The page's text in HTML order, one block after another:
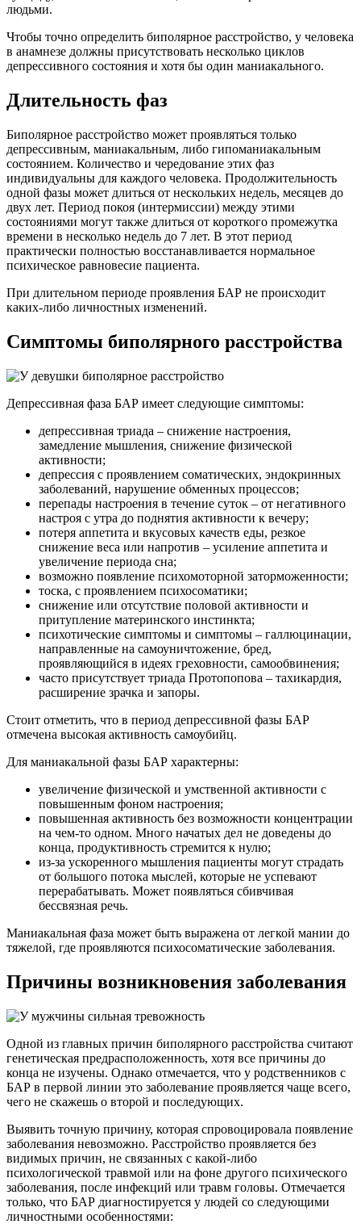
людьми.
Чтобы точно определить биполярное расстройство, у человека
в анамнезе должны присутствовать несколько циклов
депрессивного состояния и хотя бы один маниакального.
Длительность фаз
Биполярное расстройство может проявляться только
депрессивным, маниакальным, либо гипоманиакальным
состоянием. Количество и чередование этих фаз
индивидуальны для каждого человека. Продолжительность
одной фазы может длиться от нескольких недель, месяцев до
двух лет. Период покоя (интермиссии) между этими
состояниями могут также длиться от короткого промежутка
времени в несколько недель до 7 лет. В этот период
практически полностью восстанавливается нормальное
психическое равновесие пациента.
При длительном периоде проявления БАР не происходит
каких-либо личностных изменений.
Симптомы биполярного расстройства
Депрессивная фаза БАР имеет следующие симптомы:
депрессивная триада – снижение настроения,
замедление мышления, снижение физической
активности;
депрессия с проявлением соматических, эндокринных
заболеваний, нарушение обменных процессов;
перепады настроения в течение суток – от негативного
настроя с утра до поднятия активности к вечеру;
потеря аппетита и вкусовых качеств еды, резкое
снижение веса или напротив – усиление аппетита и
увеличение периода сна;
возможно появление психомоторной заторможенности;
тоска, с проявлением психосоматики;
снижение или отсутствие половой активности и
притупление материнского инстинкта;
психотические симптомы и симптомы – галлюцинации,
направленные на самоуничтожение, бред,
проявляющийся в идеях греховности, самообвинения;
часто присутствует триада Протопопова – тахикардия,
расширение зрачка и запоры.
Стоит отметить, что в период депрессивной фазы БАР
отмечена высокая активность самоубийц.
Для маниакальной фазы БАР характерны:
увеличение физической и умственной активности с
повышенным фоном настроения;
повышенная активность без возможности концентрации
на чем-то одном. Много начатых дел не доведены до
конца, продуктивность стремится к нулю;
из-за ускоренного мышления пациенты могут страдать
от большого потока мыслей, которые не успевают
перерабатывать. Может появляться сбивчивая
бессвязная речь.
Маниакальная фаза может быть выражена от легкой мании до
тяжелой, где проявляются психосоматические заболевания.
Причины возникновения заболевания
Одной из главных причин биполярного расстройства считают
генетическая предрасположенность, хотя все причины до
конца не изучены. Однако отмечается, что у родственников с
БАР в первой линии это заболевание проявляется чаще всего,
чего не скажешь о второй и последующих.
Выявить точную причину, которая спровоцировала появление
заболевания невозможно. Расстройство проявляется без
видимых причин, не связанных с какой-либо
психологической травмой или на фоне другого психического
заболевания, после инфекций или травм головы. Отмечается
только, что БАР диагностируется у людей со следующими
личностными особенностями: